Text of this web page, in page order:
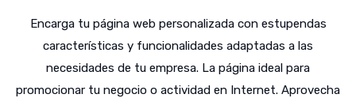
Encarga tu página web personalizada con estupendas
características y funcionalidades adaptadas a las
necesidades de tu empresa. La página ideal para
promocionar tu negocio o actividad en Internet. Aprovecha